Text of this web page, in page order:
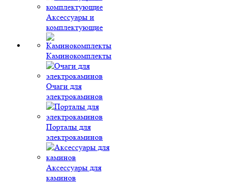
Аксессуары и
комплектующие
Каминокомплекты
Очаги для
электрокаминов
Порталы для
электрокаминов
Аксессуары для
каминов